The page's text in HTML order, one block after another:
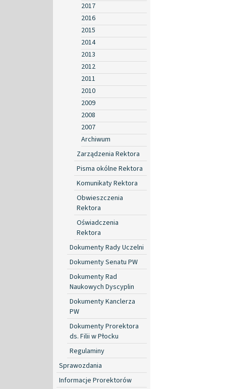
2017
2016
2015
2014
2013
2012
2011
2010
2009
2008
2007
Archiwum
Zarządzenia Rektora
Pisma okólne Rektora
Komunikaty Rektora
Obwieszczenia
Rektora
Oświadczenia
Rektora
Dokumenty Rady Uczelni
Dokumenty Senatu PW
Dokumenty Rad
Naukowych Dyscyplin
Dokumenty Kanclerza
PW
Dokumenty Prorektora
ds. Filii w Płocku
Regulaminy
Sprawozdania
Informacje Prorektorów